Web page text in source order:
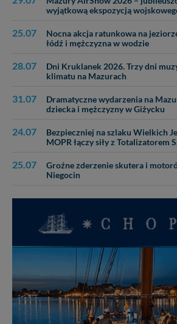
wyjątkową ekspozycją
25.07
Nocna akcja ratunkowa na
łódź i mężczyzna w wodzie
28.07
Dni Kruklanek 2026. Trzy dni
klimatu na Mazurach
31.07
Dramatyczne wydarzenia na
dziecka i mężczyzny w Giżycku
24.07
Bezpieczniej na szlaku Wielkich
MOPR łączy siły z Totalizatorem
25.07
Groźne zderzenie skutera i
Niegocin